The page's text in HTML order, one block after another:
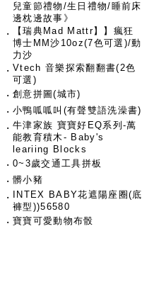
兒童節禮物/生日禮物/睡前床
邊枕邊故事》
‧
【瑞典Mad Mattr】】瘋狂
博士MM沙10oz(7色可選)/動
力沙
‧ Vtech 音樂探索翻翻書(2色
可選)
‧ 創意拼圖(城市)
‧ 小鴨呱呱叫(有聲雙語洗澡書)
‧ 牛津家族 寶寶好EQ系列-萬
能教育積木- Baby's
leariing Blocks
‧ 0~3歲交通工具拼板
‧ 髒小豬
‧
INTEX BABY花遮陽座圈(底
褲型))56580
‧ 寶寶可愛動物布骰